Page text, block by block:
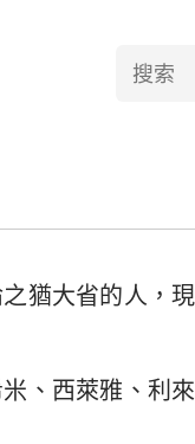
路加福音
哥林多前書
猶大省的人，
、西萊雅、利